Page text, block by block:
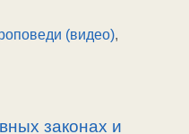
(видео),
законах и